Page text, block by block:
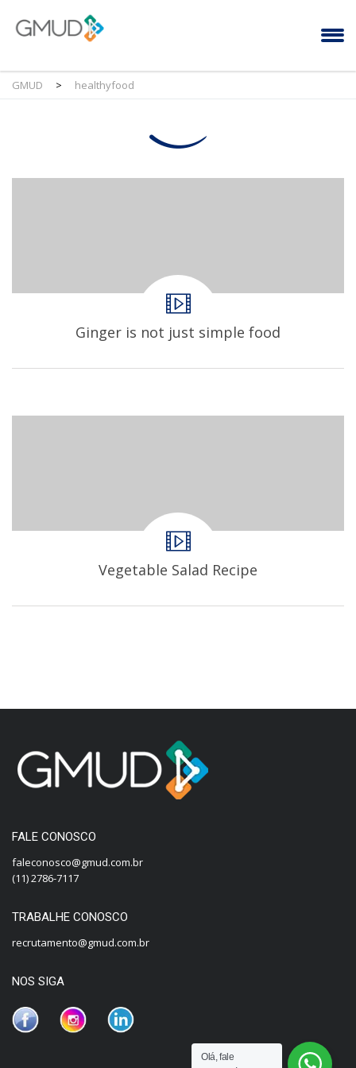
GMUD > healthyfood
Ginger is not just simple food
Vegetable Salad Recipe
FALE CONOSCO
faleconosco@gmud.com.br
(11) 2786-7117
TRABALHE CONOSCO
recrutamento@gmud.com.br
NOS SIGA
Olá, fale